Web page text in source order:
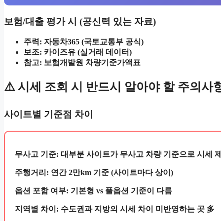
보험/대출 평가 시 (공신력 있는 자료)
주력: 자동차365 (국토교통부 공식)
보조: 카이즈유 (실거래 데이터)
참고: 보험개발원 차량기준가액표
⚠️ 시세 조회 시 반드시 알아야 할 주의사
사이트별 기준점 차이
무사고 기준: 대부분 사이트가 무사고 차량 기준으로 시세
주행거리: 연간 2만km 기준 (사이트마다 상이)
옵션 포함 여부: 기본형 vs 풀옵션 기준이 다름
지역별 차이: 수도권과 지방의 시세 차이 미반영하는 곳 多